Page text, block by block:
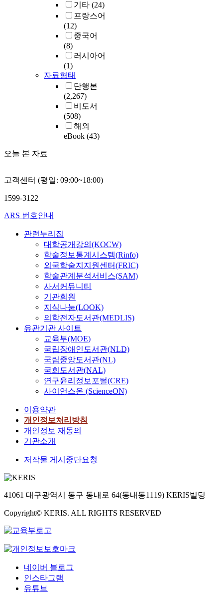
기타 (24)
프랑스어
(12)
중국어
(8)
러시아어
(1)
자료형태
단행본
(2,267)
비도서
(508)
해외
eBook (43)
오늘 본 자료
고객센터 (평일: 09:00~18:00)
1599-3122
ARS 번호안내
관련누리집
대학공개강의(KOCW)
학술정보통계시스템(Rinfo)
외국학술지지원센터(FRIC)
학술관계분석서비스(SAM)
사서커뮤니티
기관회원
지식나눔(LOOK)
의학전자도서관(MEDLIS)
유관기관 사이트
교육부(MOE)
국립장애인도서관(NLD)
국립중앙도서관(NL)
국회도서관(NAL)
연구윤리정보포털(CRE)
사이언스온 (ScienceON)
이용약관
개인정보처리방침
개인정보 재동의
기관소개
저작물 게시중단요청
41061 대구광역시 동구 동내로 64(동내동1119) KERIS빌딩
Copyright© KERIS. ALL RIGHTS RESERVED
네이버 블로그
인스타그램
유튜브